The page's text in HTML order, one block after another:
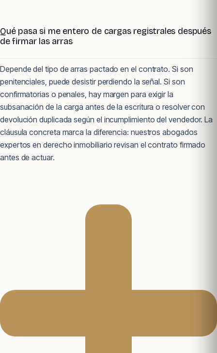
Qué pasa si me entero de cargas registrales después
de firmar las arras
Depende del tipo de arras pactado en el contrato. Si son
penitenciales, puede desistir perdiendo la señal. Si son
confirmatorias o penales, hay margen para exigir la
subsanación de la carga antes de la escritura o resolver con
devolución duplicada según el incumplimiento del vendedor. La
cláusula concreta marca la diferencia: nuestros abogados
expertos en derecho inmobiliario revisan el contrato firmado
antes de actuar.